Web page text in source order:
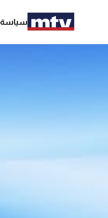
سياسة